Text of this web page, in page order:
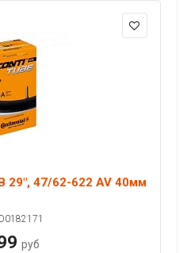
29", 47/62-622 AV 40мм
руб